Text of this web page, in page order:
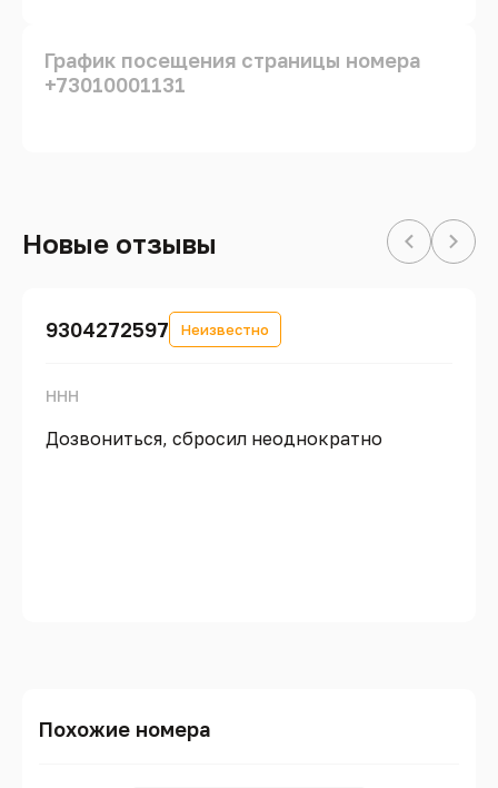
График посещения страницы номера
+73010001131
Новые отзывы
9304272597 Неизвестно
ННН
Дозвониться, сбросил неоднократно
Похожие номера